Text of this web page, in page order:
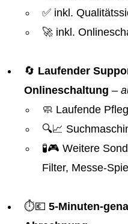
✅ inkl.
🚀 inkl.
🔄 Laufender
Onlineschaltung –
🧼 Laufende
🔍📈
🧪🎮 Weitere
Filter, Messe-
⏱️💶 5-Minuten-